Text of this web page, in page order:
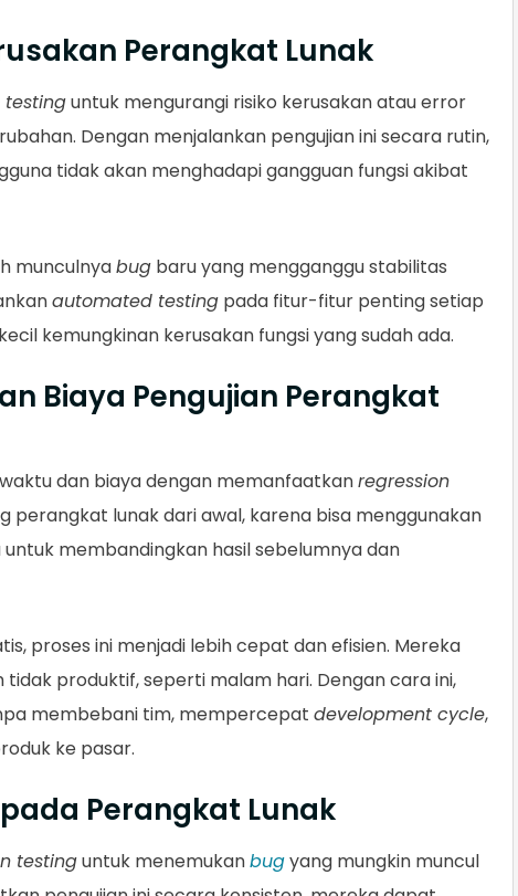
Perangkat Lunak
testinguntuk mengurangi risiko kerusakan atau error
Dengan menjalankan pengujian ini secara rutin,
tidak akan menghadapi gangguan fungsi akibat
munculnyabug baru yang mengganggu stabilitas
automated testing pada fitur-fitur penting setiap
kemungkinan kerusakan fungsi yang sudah ada.
Biaya Pengujian Perangkat
dan biaya dengan memanfaatkanregression
perangkat lunak dari awal, karena bisa menggunakan
membandingkan hasil sebelumnya dan
proses ini menjadi lebih cepat dan efisien. Mereka
produktif, seperti malam hari. Dengan cara ini,
membebani tim, mempercepat development cycle,
ke pasar.
Perangkat Lunak
testinguntuk menemukanbugyang mungkin muncul